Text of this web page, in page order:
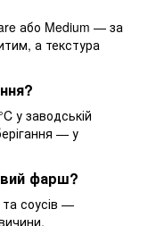
або Medium — за
а текстура
у заводській
— у
фарш?
та соусів —